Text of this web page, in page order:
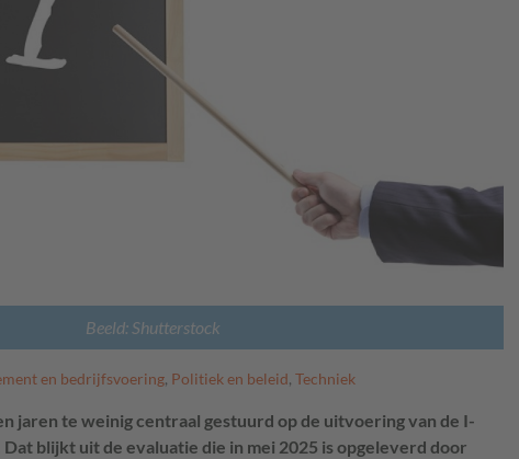
Beeld: Shutterstock
en bedrijfsvoering, Politiek en beleid, Techniek
jaren te weinig centraal gestuurd op de uitvoering van de I-
blijkt uit de evaluatie die in mei 2025 is opgeleverd door